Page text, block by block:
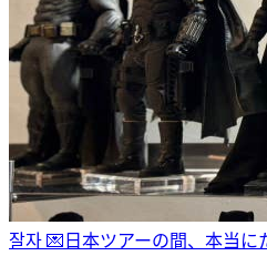
잘자 💌 日本ツアーの間、本当